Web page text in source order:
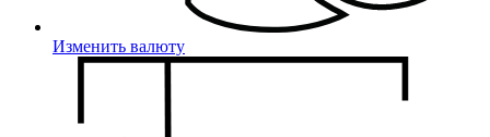
Изменить валюту